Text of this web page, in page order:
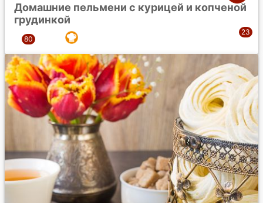
Домашние пельмени с курицей и копченой
грудинкой